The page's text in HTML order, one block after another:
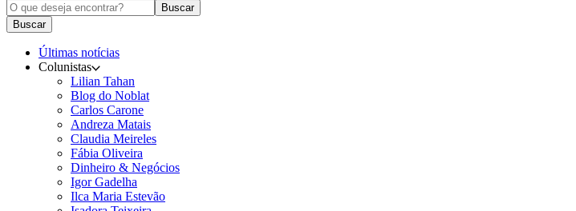
Buscar
Buscar
Últimas notícias
Colunistas
Lilian Tahan
Blog do Noblat
Carlos Carone
Andreza Matais
Claudia Meireles
Fábia Oliveira
Dinheiro & Negócios
Igor Gadelha
Ilca Maria Estevão